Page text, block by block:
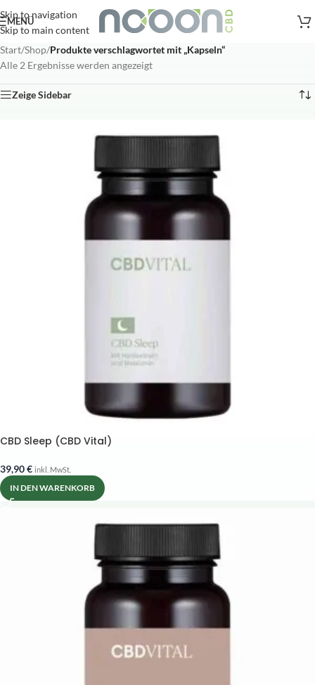
Skip to navigation
Skip to main content
Versandkostenfreie Lieferung nach AT, DE ab
MENÜ
Start/Shop/Produkte verschlagwortet mit „Kapseln“
Alle 2 Ergebnisse werden angezeigt
Zeige Sidebar
CBD Sleep (CBD Vital)
39,90€ inkl. MwSt.
IN DEN WARENKORB